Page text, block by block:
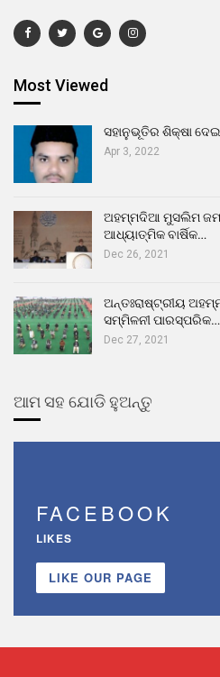
Most Viewed
ସହାନୁଭୂତିର ଶିକ୍ଷା
Apr 3, 2022
ଅହମ୍ମଦିଆ ମୁସଲିମ
ଆଧ୍ୟାତ୍ମିକ ବାର୍ଷିକ…
Dec 26, 2021
ଅନ୍ତଃରାଷ୍ଟ୍ରୀୟ
ସମ୍ମିଳନୀ ପାରସ୍ପରିକ…
Dec 27, 2021
ଆମ ସହ ଯୋଡି ହୁଅନ୍ତୁ
FACEBOOK
LIKES
LIKE OUR PAGE